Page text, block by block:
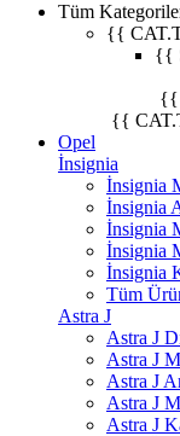
Tüm
{{
{{
{{
{{
Opel
İnsignia
İnsignia
İnsignia
İnsignia
İnsignia
İnsignia
Tüm
Astra J
Astra J
Astra J
Astra J
Astra J
Astra J